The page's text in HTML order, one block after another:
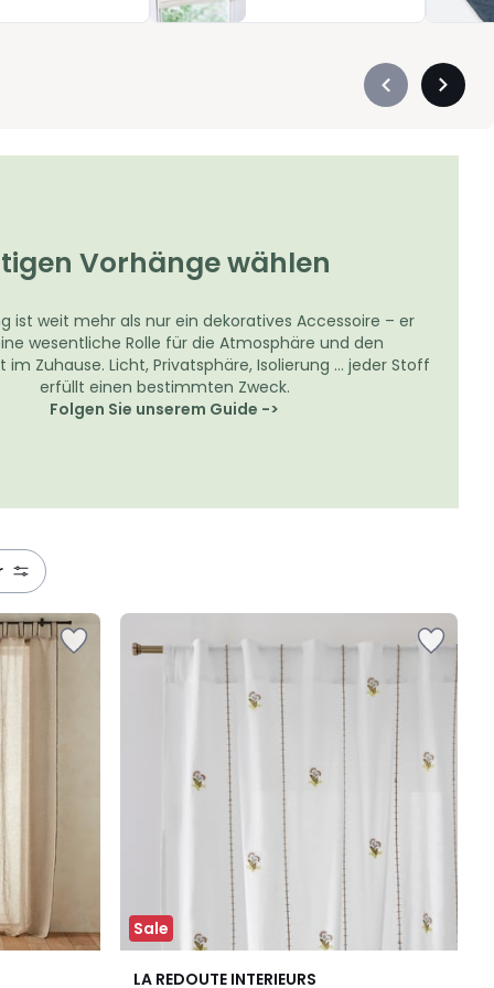
Précédent
à
à
Vorhänge wählen
ist weit mehr als nur ein dekoratives Accessoire – er
wesentliche Rolle für die Atmosphäre und den
Zuhause. Licht, Privatsphäre, Isolierung … jeder Stoff
erfüllt einen bestimmten Zweck.
Folgen Sie unserem Guide ->
Sale
LA REDOUTE INTERIEURS